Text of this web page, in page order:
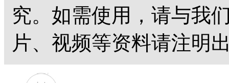
究。如需使用，请与我
片、视频等资料请注明